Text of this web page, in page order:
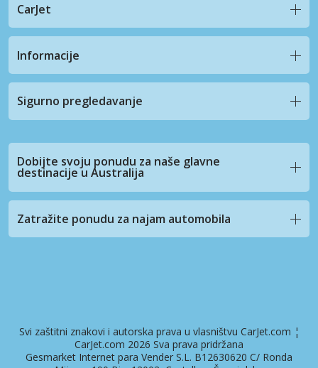
CarJet
Informacije
Sigurno pregledavanje
Dobijte svoju ponudu za naše glavne
destinacije u Australija
Zatražite ponudu za najam automobila
Svi zaštitni znakovi i autorska prava u vlasništvu CarJet.com ¦
CarJet.com 2026 Sva prava pridržana
Gesmarket Internet para Vender S.L. B12630620 C/ Ronda